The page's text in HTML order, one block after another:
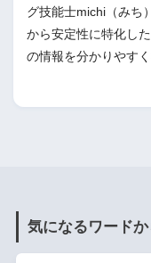
グ技能士michi（みち
から安定性に特化し
の情報を分かりやす
気になるワード